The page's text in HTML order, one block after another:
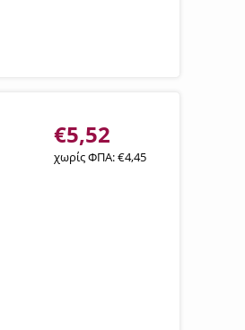
€5,52
χωρίς ΦΠΑ:€4,45